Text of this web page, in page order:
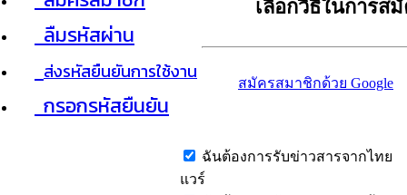
ลืมรหัสผ่าน
ส่งรหัสยืนยันการใช้งาน
กรอกรหัสยืนยัน
เลือกวิธีในการส
สมัครสมาชิกด้วย Google
ฉันต้องการรับข่าวสารจากไทย
แวร์